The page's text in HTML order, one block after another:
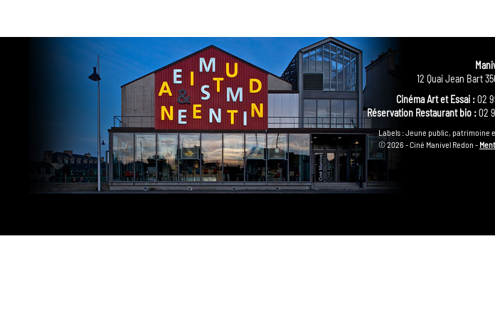
12 Quai Jean Bart
Cinéma Art et Essai :02
Réservation Restaurant bio :02
Labels : Jeune public, patrimoine
© 2026 - Ciné Manivel Redon -